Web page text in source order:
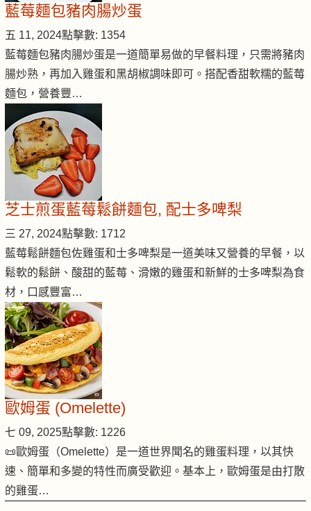
藍莓麵包豬肉腸炒蛋
五 11, 2024點擊數: 1354
藍莓麵包豬肉腸炒蛋是一道簡單易做的早餐料理，只需將豬肉
腸炒熟，再加入雞蛋和黑胡椒調味即可。搭配香甜軟糯的藍莓
麵包，營養豐…
芝士煎蛋藍莓鬆餅麵包, 配士多啤梨
三 27, 2024點擊數: 1712
藍莓鬆餅麵包佐雞蛋和士多啤梨是一道美味又營養的早餐，以
鬆軟的鬆餅、酸甜的藍莓、滑嫩的雞蛋和新鮮的士多啤梨為食
材，口感豐富…
歐姆蛋 (Omelette)
七 09, 2025點擊數: 1226
📜歐姆蛋（Omelette）是一道世界聞名的雞蛋料理，以其快
速、簡單和多變的特性而廣受歡迎。基本上，歐姆蛋是由打散
的雞蛋…